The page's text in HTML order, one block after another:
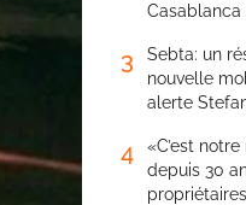
Casablanca
3
Sebta: un
nouvelle
alerte
4
«C’est
depuis 30